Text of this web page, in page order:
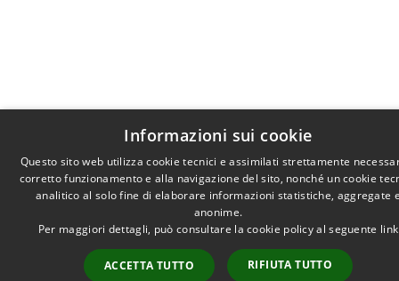
Informazioni sui cookie
Questo sito web utilizza cookie tecnici e assimilati strettamente
corretto funzionamento e alla navigazione del sito, nonché un cookie
analitico al solo fine di elaborare informazioni statistiche, aggregate
anonime.
Per maggiori dettagli, può consultare la cookie policy al seguente link
ACCETTA TUTTO RIFIUTA TUTTO